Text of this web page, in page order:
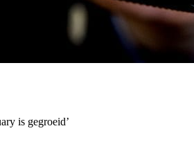
is gegroeid’